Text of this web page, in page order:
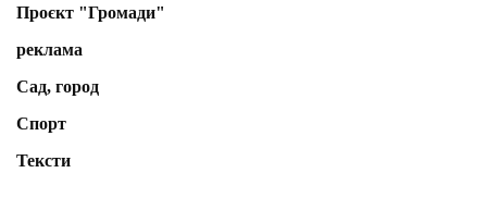
Проєкт "Громади"
реклама
Сад, город
Спорт
Тексти